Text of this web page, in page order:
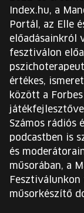
Index.hu, a
Portál, az Elle
előadásainkról
fesztiválon
értékes,
között a
Számos rádiós
podcastben is
és
műsorában, a
műsorkészítő